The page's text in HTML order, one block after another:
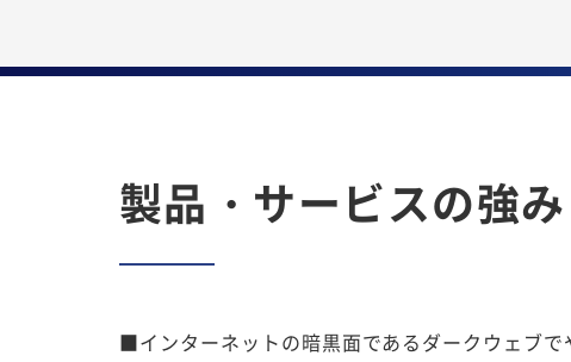
製品・サービスの強み
■インターネットの暗黒面であるダークウェブで